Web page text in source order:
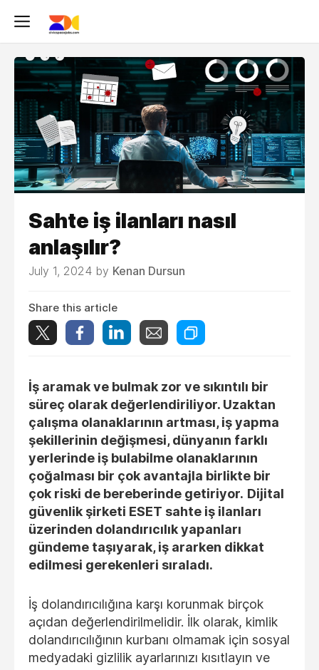
Sahte iş ilanları nasıl
anlaşılır?
July 1, 2024 by Kenan Dursun
Share this article
İş aramak ve bulmak zor ve sıkıntılı bir
süreç olarak değerlendiriliyor. Uzaktan
çalışma olanaklarının artması, iş yapma
şekillerinin değişmesi, dünyanın farklı
yerlerinde iş bulabilme olanaklarının
çoğalması bir çok avantajla birlikte bir
çok riski de bereberinde getiriyor. Dijital
güvenlik şirketi ESET sahte iş ilanları
üzerinden dolandırıcılık yapanları
gündeme taşıyarak, iş ararken dikkat
edilmesi gerekenleri sıraladı.
İş dolandırıcılığına karşı korunmak birçok
açıdan değerlendirilmelidir. İlk olarak, kimlik
dolandırıcılığının kurbanı olmamak için sosyal
medyadaki gizlilik ayarlarınızı kısıtlayın ve